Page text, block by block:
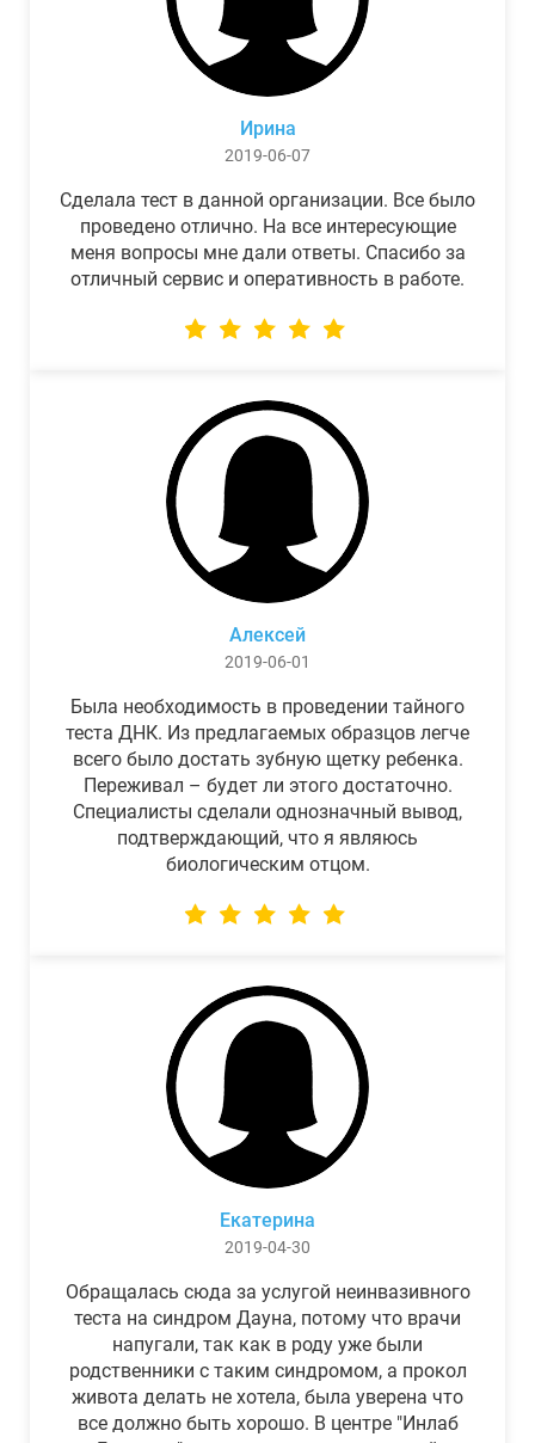
Ирина
2019-06-07
Сделала тест в данной организации. Все было
проведено отлично. На все интересующие
меня вопросы мне дали ответы. Спасибо за
отличный сервис и оперативность в работе.
Алексей
2019-06-01
Была необходимость в проведении тайного
теста ДНК. Из предлагаемых образцов легче
всего было достать зубную щетку ребенка.
Переживал – будет ли этого достаточно.
Специалисты сделали однозначный вывод,
подтверждающий, что я являюсь
биологическим отцом.
Екатерина
2019-04-30
Обращалась сюда за услугой неинвазивного
теста на синдром Дауна, потому что врачи
напугали, так как в роду уже были
родственники с таким синдромом, а прокол
живота делать не хотела, была уверена что
все должно быть хорошо. В центре "Инлаб